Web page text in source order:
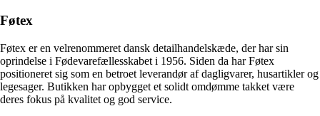
Føtex
Føtex er en velrenommeret dansk detailhandelskæde, der har sin
oprindelse i Fødevarefællesskabet i 1956. Siden da har Føtex
positioneret sig som en betroet leverandør af dagligvarer, husartikler og
legesager. Butikken har opbygget et solidt omdømme takket være
deres fokus på kvalitet og god service.